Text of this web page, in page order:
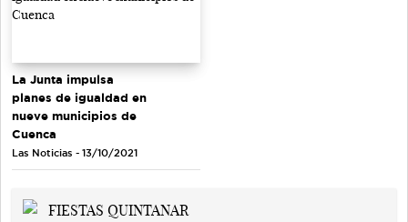
La Junta impulsa
planes de igualdad en
nueve municipios de
Cuenca
Las Noticias - 13/10/2021